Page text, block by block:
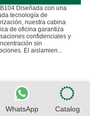
Diseñada con una
tecnología de
nuestra cabina
de oficina garantiza
confidenciales y
sin
El aislamien...
WhatsApp Catalog